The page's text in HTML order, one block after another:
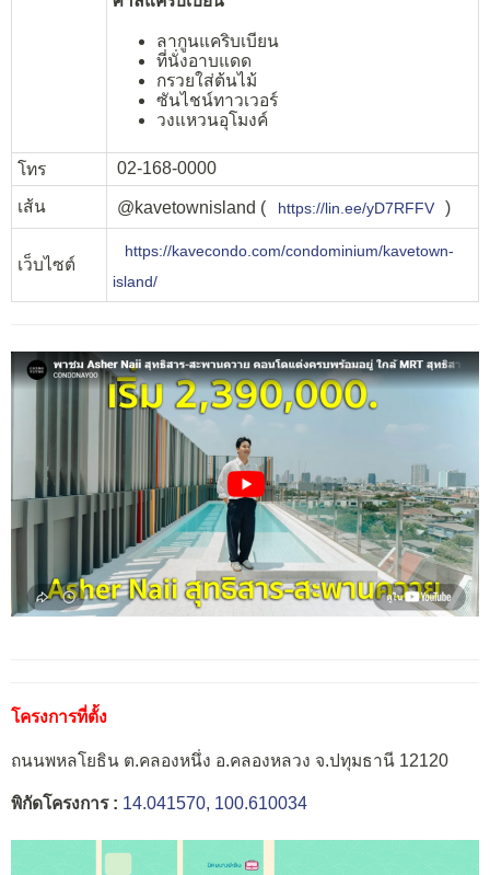
ลากูนแคริบเบียน
ที่นั่งอาบแดด
กรวยใส่ต้นไม้
ซันไชน์ทาวเวอร์
วงแหวนอุโมงค์
โทร 02-168-0000
เส้น @kavetownisland ( https://lin.ee/yD7RFFV )
เว็บไซต์
https://kavecondo.com/condominium/kavetown-
island/
โครงการที่ตั้ง
ถนนพหลโยธิน ต.คลองหนึ่ง อ.คลองหลวง จ.ปทุมธานี 12120
พิกัดโครงการ : 14.041570, 100.610034